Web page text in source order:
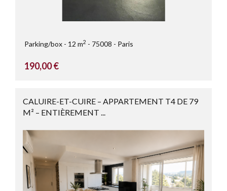
Parking/box 12 m2 75008 Paris
190,00 €
CALUIRE-ET-CUIRE – APPARTEMENT T4 DE 79
M² – ENTIÈREMENT ...